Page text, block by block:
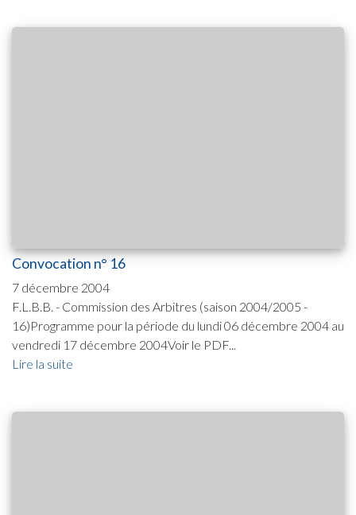
Convocation n° 16
7 décembre 2004
F.L.B.B. - Commission des Arbitres (saison 2004/2005 -
16)Programme pour la période du lundi 06 décembre 2004 au
vendredi 17 décembre 2004Voir le PDF...
Lire la suite